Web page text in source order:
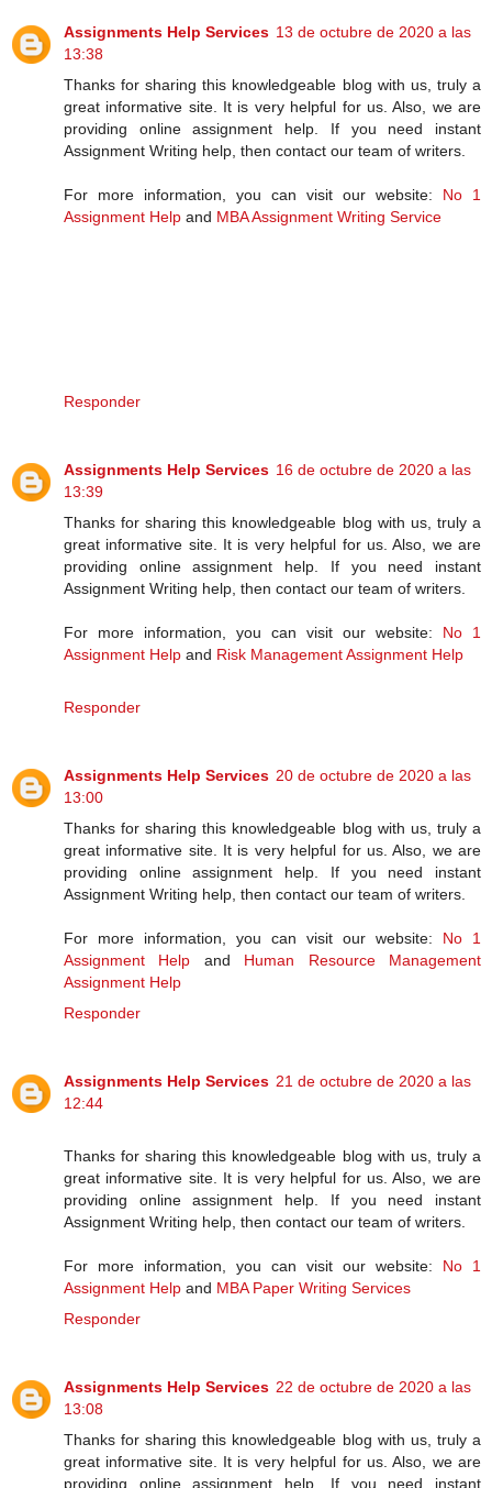
Assignments Help Services 13 de octubre de 2020 a las
13:38
Thanks for sharing this knowledgeable blog with us, truly a
great informative site. It is very helpful for us. Also, we are
providing online assignment help. If you need instant
Assignment Writing help, then contact our team of writers.
For more information, you can visit our website: No 1
Assignment Help and MBA Assignment Writing Service
Responder
Assignments Help Services 16 de octubre de 2020 a las
13:39
Thanks for sharing this knowledgeable blog with us, truly a
great informative site. It is very helpful for us. Also, we are
providing online assignment help. If you need instant
Assignment Writing help, then contact our team of writers.
For more information, you can visit our website: No 1
Assignment Help and Risk Management Assignment Help
Responder
Assignments Help Services 20 de octubre de 2020 a las
13:00
Thanks for sharing this knowledgeable blog with us, truly a
great informative site. It is very helpful for us. Also, we are
providing online assignment help. If you need instant
Assignment Writing help, then contact our team of writers.
For more information, you can visit our website: No 1
Assignment Help and Human Resource Management
Assignment Help
Responder
Assignments Help Services 21 de octubre de 2020 a las
12:44
Thanks for sharing this knowledgeable blog with us, truly a
great informative site. It is very helpful for us. Also, we are
providing online assignment help. If you need instant
Assignment Writing help, then contact our team of writers.
For more information, you can visit our website: No 1
Assignment Help and MBA Paper Writing Services
Responder
Assignments Help Services 22 de octubre de 2020 a las
13:08
Thanks for sharing this knowledgeable blog with us, truly a
great informative site. It is very helpful for us. Also, we are
providing online assignment help. If you need instant